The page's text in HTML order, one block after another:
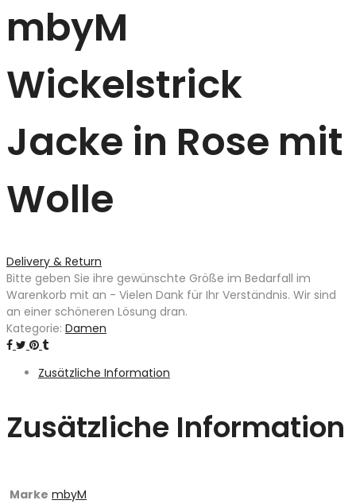
mbyM
Wickelstrick
Jacke in Rose mit
Wolle
Delivery & Return
Bitte geben Sie ihre gewünschte Größe im Bedarfall im
Warenkorb mit an - Vielen Dank für Ihr Verständnis. Wir sind
an einer schöneren Lösung dran.
Kategorie: Damen
Zusätzliche Information
Zusätzliche Information
Marke mbyM